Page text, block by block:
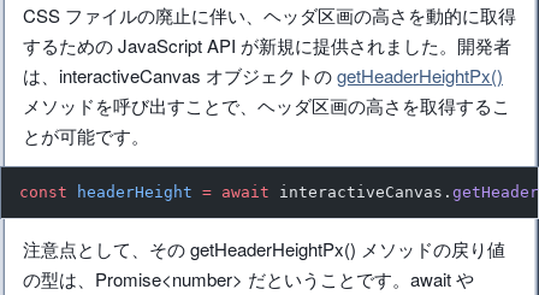
CSS ファイルの廃止に伴い、ヘッダ区画の高さを動的に取得
するための JavaScript API が新規に提供されました。開発者
は、interactiveCanvas オブジェクトのgetHeaderHeightPx()
メソッドを呼び出すことで、ヘッダ区画の高さを取得するこ
とが可能です。
const headerHeight = await interactiveCanvas.
注意点として、その getHeaderHeightPx() メソッドの戻り値
の型は、Promise<number> だということです。await や